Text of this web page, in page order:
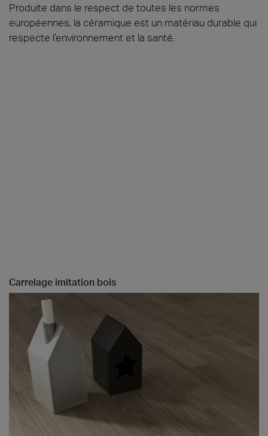
Produite dans le respect de toutes les normes
européennes, la céramique est un matériau durable qui
respecte l’environnement et la santé.
Carrelage imitation bois